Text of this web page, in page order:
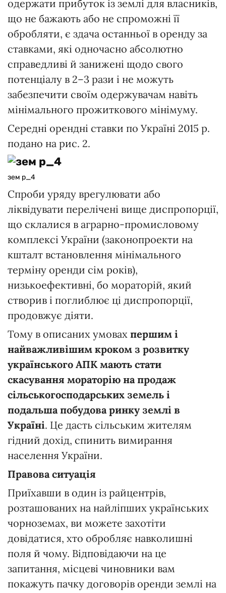
одержати прибуток із землі для власників,
що не бажають або не спроможні її
обробляти, є здача останньої в оренду за
ставками, які одночасно абсолютно
справедливі й занижені щодо свого
потенціалу в 2–3 рази і не можуть
забезпечити своїм одержувачам навіть
мінімального прожиткового мінімуму.
Середні орендні ставки по Україні 2015 р.
подано на рис. 2.
зем р_4
Спроби уряду врегулювати або
ліквідувати перелічені вище диспропорції,
що склалися в аграрно-промисловому
комплексі України (законопроекти на
кшталт встановлення мінімального
терміну оренди сім років),
низькоефективні, бо мораторій, який
створив і поглиблює ці диспропорції,
продовжує діяти.
Тому в описаних умовах першим і
найважливішим кроком з розвитку
українського АПК мають стати
скасування мораторію на продаж
сільськогосподарських земель і
подальша побудова ринку землі в
Україні. Це дасть сільським жителям
гідний дохід, спинить вимирання
населення України.
Правова ситуація
Приїхавши в один із райцентрів,
розташованих на найліпших українських
чорноземах, ви можете захотіти
довідатися, хто обробляє навколишні
поля й чому. Відповідаючи на це
запитання, місцеві чиновники вам
покажуть пачку договорів оренди землі на